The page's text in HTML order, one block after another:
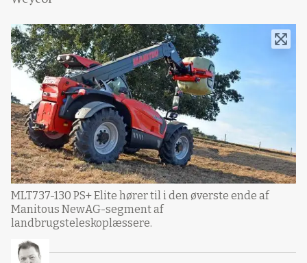
MLT737-130 PS+ Elite hører til i den øverste ende af
Manitous NewAG-segment af
landbrugsteleskoplæssere.